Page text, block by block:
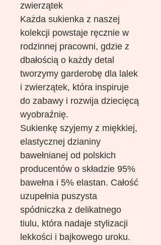
zwierzątek
Każda sukienka z naszej
kolekcji powstaje ręcznie w
rodzinnej pracowni, gdzie z
dbałością o każdy detal
tworzymy garderobę dla lalek
i zwierzątek, która inspiruje
do zabawy i rozwija dziecięcą
wyobraźnię.
Sukienkę szyjemy z miękkiej,
elastycznej dzianiny
bawełnianej od polskich
producentów o składzie 95%
bawełna i 5% elastan. Całość
uzupełnia puszysta
spódniczka z delikatnego
tiulu, która nadaje stylizacji
lekkości i bajkowego uroku.